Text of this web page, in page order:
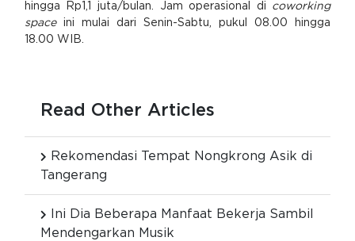
hingga Rp1,1 juta/bulan. Jam operasional di coworking
spaceini mulai dari Senin-Sabtu, pukul 08.00 hingga
18.00 WIB.
Read Other Articles
Rekomendasi Tempat Nongkrong Asik di
Tangerang
Ini Dia Beberapa Manfaat Bekerja Sambil
Mendengarkan Musik